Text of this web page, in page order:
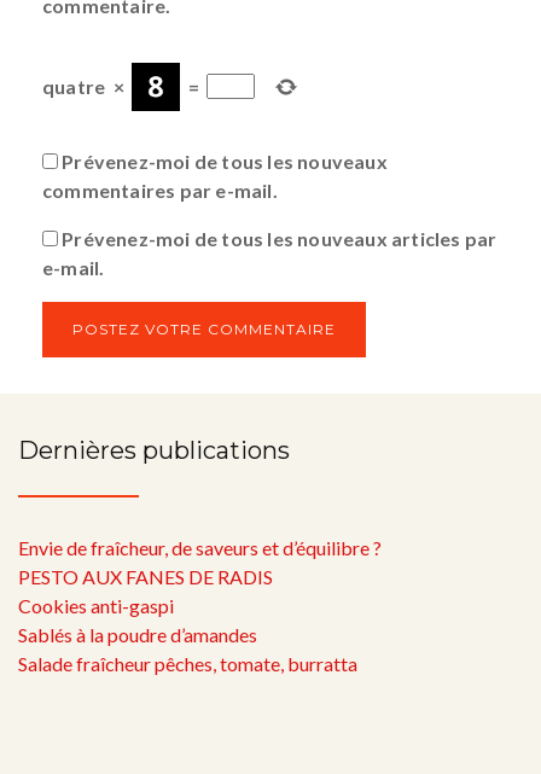
commentaire.
quatre × =
Prévenez-moi de tous les nouveaux
commentaires par e-mail.
Prévenez-moi de tous les nouveaux articles par
e-mail.
Dernières publications
Envie de fraîcheur, de saveurs et d’équilibre ?
PESTO AUX FANES DE RADIS
Cookies anti-gaspi
Sablés à la poudre d’amandes
Salade fraîcheur pêches, tomate, burratta